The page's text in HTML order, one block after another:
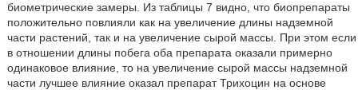
биометрические замеры. Из таблицы 7 видно, что биопрепараты
положительно повлияли как на увеличение длины надземной
части растений, так и на увеличение сырой массы. При этом если
в отношении длины побега оба препарата оказали примерно
одинаковое влияние, то на увеличение сырой массы надземной
части лучшее влияние оказал препарат Трихоцин на основе